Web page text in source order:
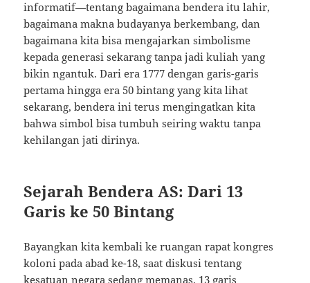
informatif—tentang bagaimana bendera itu lahir,
bagaimana makna budayanya berkembang, dan
bagaimana kita bisa mengajarkan simbolisme
kepada generasi sekarang tanpa jadi kuliah yang
bikin ngantuk. Dari era 1777 dengan garis-garis
pertama hingga era 50 bintang yang kita lihat
sekarang, bendera ini terus mengingatkan kita
bahwa simbol bisa tumbuh seiring waktu tanpa
kehilangan jati dirinya.
Sejarah Bendera AS: Dari 13
Garis ke 50 Bintang
Bayangkan kita kembali ke ruangan rapat kongres
koloni pada abad ke-18, saat diskusi tentang
kesatuan negara sedang memanas. 13 garis